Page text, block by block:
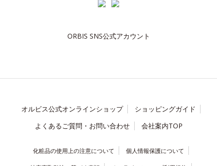
ORBIS SNS公式アカウント
オルビス公式オンラインショップ
ショッピングガイド
よくあるご質問・お問い合わせ
会社案内TOP
化粧品の使用上の注意について 個人情報保護について